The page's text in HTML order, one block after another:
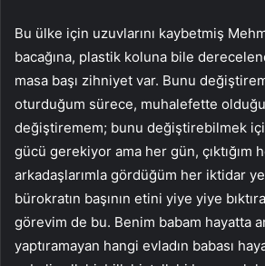
Bu ülke için uzuvlarını kaybetmiş
bacağına, plastik koluna bile
masa başı zihniyet var. Bunu
oturduğum sürece, muhalefette
değiştiremem; bunu değiştirebilmek
gücü gerekiyor ama her gün, çıktığım
arkadaşlarımla gördüğüm her iktidar
bürokratın başının etini yiye yiye
görevim de bu. Benim babam hayatta
yaptıramayan hangi evladın babası